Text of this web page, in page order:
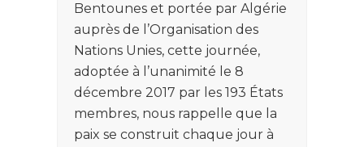
Bentounes et portée par Algérie
auprès de l’Organisation des
Nations Unies, cette journée,
adoptée à l’unanimité le 8
décembre 2017 par les 193 États
membres, nous rappelle que la
paix se construit chaque jour à